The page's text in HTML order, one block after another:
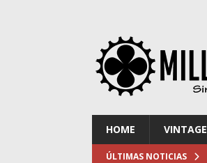
HOME VINTAGE
ÚLTIMAS NOTICIAS